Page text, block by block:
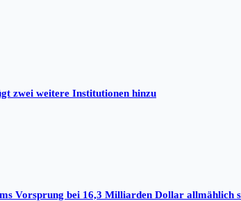
zwei weitere Institutionen hinzu
Vorsprung bei 16,3 Milliarden Dollar allmählich